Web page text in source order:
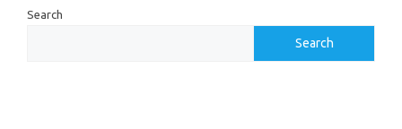
Search
Search